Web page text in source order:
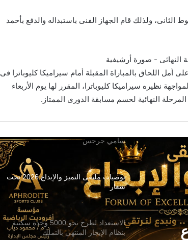
ولذلك قام الجهاز الفنى باستبداله والدفع بأحمد
اللحاق بالمباراة المقبلة أمام سيراميكا كليوباترا فى
نظيره سيراميكا كليوباترا، المقرر لها يوم الأربعاء
النهائية لحسم مسابقة الدورى الممتاز.
نحو 5000 وحدة
في احتفالي حزب المؤتمر يكرم المخترع
سامي جرجس
شعار
الاستعداد لطرح نحو 5000 وحدة سكنية
بنظام الإيجار المنتهي بالتملك
الرئيس يجتمع برئيس الوزراء في العلمين